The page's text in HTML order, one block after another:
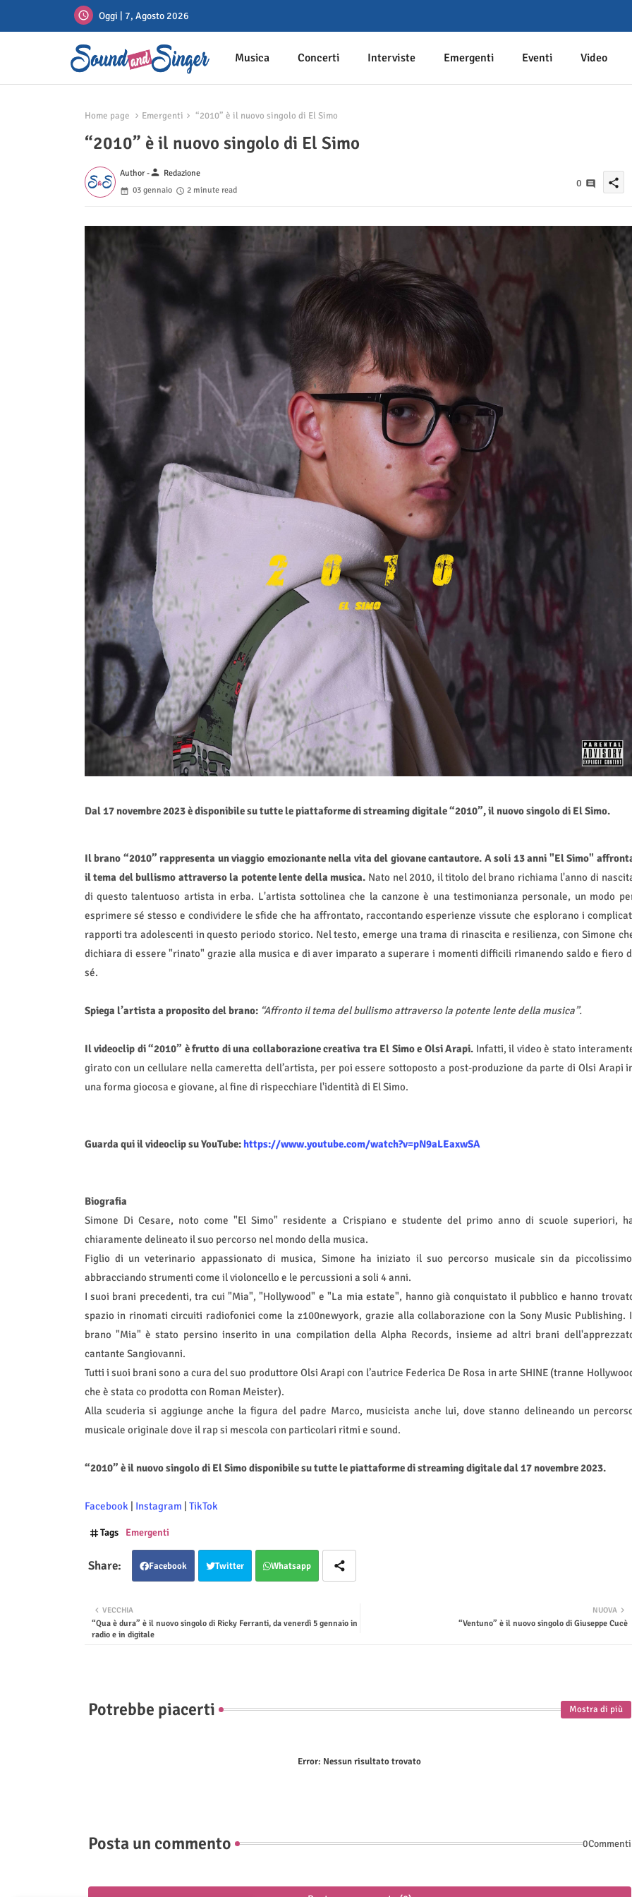
Oggi | 7, Agosto 2026
Musica Concerti Interviste Emergenti Eventi Video
Home page Emergenti “2010” è il nuovo singolo di El Simo
“2010” è il nuovo singolo di El Simo
Author -person Redazione
03 gennaio
2 minute read
0 share
Dal 17 novembre 2023 è disponibile su tutte le piattaforme di streaming digitale “2010”, il nuovo singolo di El Simo.
Il brano “2010” rappresenta un viaggio emozionante nella vita del giovane cantautore. A soli 13 anni "El Simo"
il tema del bullismo attraverso la potente lente della musica. Nato nel 2010, il titolo del brano richiama l'anno di
di questo talentuoso artista in erba. L'artista sottolinea che la canzone è una testimonianza personale, un modo
esprimere sé stesso e condividere le sfide che ha affrontato, raccontando esperienze vissute che esplorano i
rapporti tra adolescenti in questo periodo storico. Nel testo, emerge una trama di rinascita e resilienza, con Simone
dichiara di essere "rinato" grazie alla musica e di aver imparato a superare i momenti difficili rimanendo saldo e fiero
sé.
Spiega l’artista a proposito del brano: “Affronto il tema del bullismo attraverso la potente lente della musica”.
Il videoclip di “2010” è frutto di una collaborazione creativa tra El Simo e Olsi Arapi. Infatti, il video è stato
girato con un cellulare nella cameretta dell’artista, per poi essere sottoposto a post-produzione da parte di Olsi Arapi
una forma giocosa e giovane, al fine di rispecchiare l'identità di El Simo.
Guarda qui il videoclip su YouTube: https://www.youtube.com/watch?v=pN9aLEaxwSA
Biografia
Simone Di Cesare, noto come "El Simo" residente a Crispiano e studente del primo anno di scuole superiori,
chiaramente delineato il suo percorso nel mondo della musica.
Figlio di un veterinario appassionato di musica, Simone ha iniziato il suo percorso musicale sin da
abbracciando strumenti come il violoncello e le percussioni a soli 4 anni.
I suoi brani precedenti, tra cui "Mia", "Hollywood" e "La mia estate", hanno già conquistato il pubblico e hanno
spazio in rinomati circuiti radiofonici come la z100newyork, grazie alla collaborazione con la Sony Music Publishing.
brano "Mia" è stato persino inserito in una compilation della Alpha Records, insieme ad altri brani
cantante Sangiovanni.
Tutti i suoi brani sono a cura del suo produttore Olsi Arapi con l’autrice Federica De Rosa in arte SHINE (tranne
che è stata co prodotta con Roman Meister).
Alla scuderia si aggiunge anche la figura del padre Marco, musicista anche lui, dove stanno delineando un
musicale originale dove il rap si mescola con particolari ritmi e sound.
“2010” è il nuovo singolo di El Simo disponibile su tutte le piattaforme di streaming digitale dal 17 novembre 2023.
Facebook | Instagram | TikTok
Tags Emergenti
Facebook Twitter Whatsapp
NUOVA
“Ventuno” è il nuovo singolo di Giuseppe Cucè
VECCHIA
“Qua è dura” è il nuovo singolo di Ricky Ferranti, da venerdì 5 gennaio in
radio e in digitale
Potrebbe piacerti Mostra di più
Error: Nessun risultato trovato
Posta un commento 0Commenti